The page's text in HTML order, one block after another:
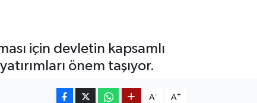
için devletin kapsamlı
önem taşıyor.
A- A+